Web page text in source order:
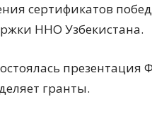
сертификатов
ННО Узбекистана.
гранты.